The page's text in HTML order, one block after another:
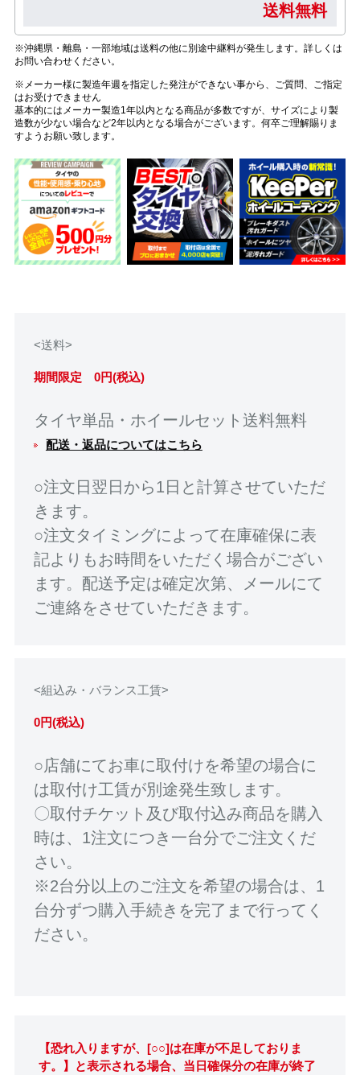
送料無料
※沖縄県・離島・一部地域は送料の他に別途中継料が発生します。詳しくは
お問い合わせください。
※メーカー様に製造年週を指定した発注ができない事から、ご質問、ご指定
はお受けできません
基本的にはメーカー製造1年以内となる商品が多数ですが、サイズにより製
造数が少ない場合など2年以内となる場合がございます。何卒ご理解賜りま
すようお願い致します。
<送料>
期間限定 0円(税込)
タイヤ単品・ホイールセット送料無料
配送・返品についてはこちら
○注文日翌日から1日と計算させていただ
きます。
○注文タイミングによって在庫確保に表
記よりもお時間をいただく場合がござい
ます。配送予定は確定次第、メールにて
ご連絡をさせていただきます。
<組込み・バランス工賃>
0円(税込)
○店舗にてお車に取付けを希望の場合に
は取付け工賃が別途発生致します。
〇取付チケット及び取付込み商品を購入
時は、1注文につき一台分でご注文くだ
さい。
※2台分以上のご注文を希望の場合は、1
台分ずつ購入手続きを完了まで行ってく
ださい。
【恐れ入りますが、[○○]は在庫が不足しておりま
す。】と表示される場合、当日確保分の在庫が終了